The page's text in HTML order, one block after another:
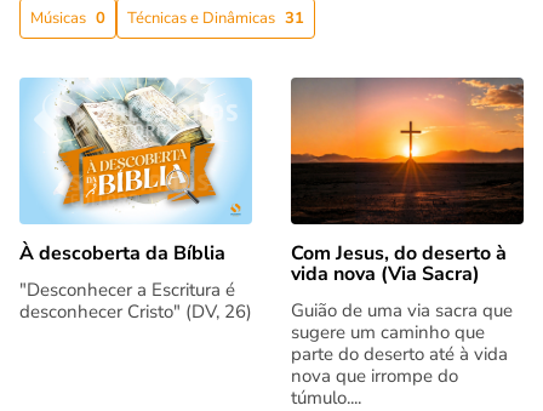
Músicas 0 Técnicas e Dinâmicas 31
À descoberta da Bíblia
"Desconhecer a Escritura é
desconhecer Cristo" (DV, 26)
Com Jesus, do deserto à
vida nova (Via Sacra)
Guião de uma via sacra que
sugere um caminho que
parte do deserto até à vida
nova que irrompe do
túmulo....